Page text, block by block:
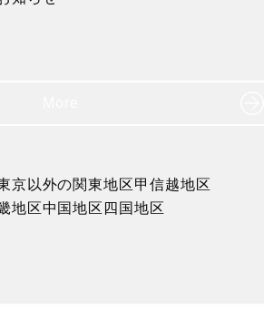
京以外の関東地区甲信越地区
地区中国地区 四国地区